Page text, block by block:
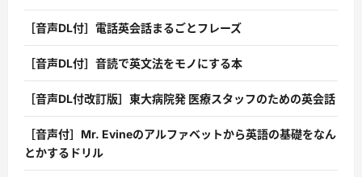
［音声DL付］電話英会話まるごとフレーズ
［音声DL付］音読で英文法をモノにする本
［音声DL付改訂版］東大病院発 医療スタッフのための英会話
［音声付］Mr. Evineのアルファベットから英語の基礎をなん
とかするドリル